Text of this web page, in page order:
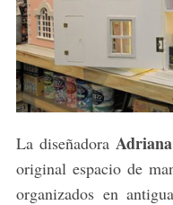
La diseñadora
original espacio de
organizados en